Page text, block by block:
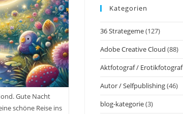
Gute Nacht
schöne Reise ins
Kategorien
36 Strategeme(127)
Adobe Creative Cloud (88)
Aktfotograf / Erotikfotograf
Autor / Selfpublishing(46)
blog-kategorie(3)